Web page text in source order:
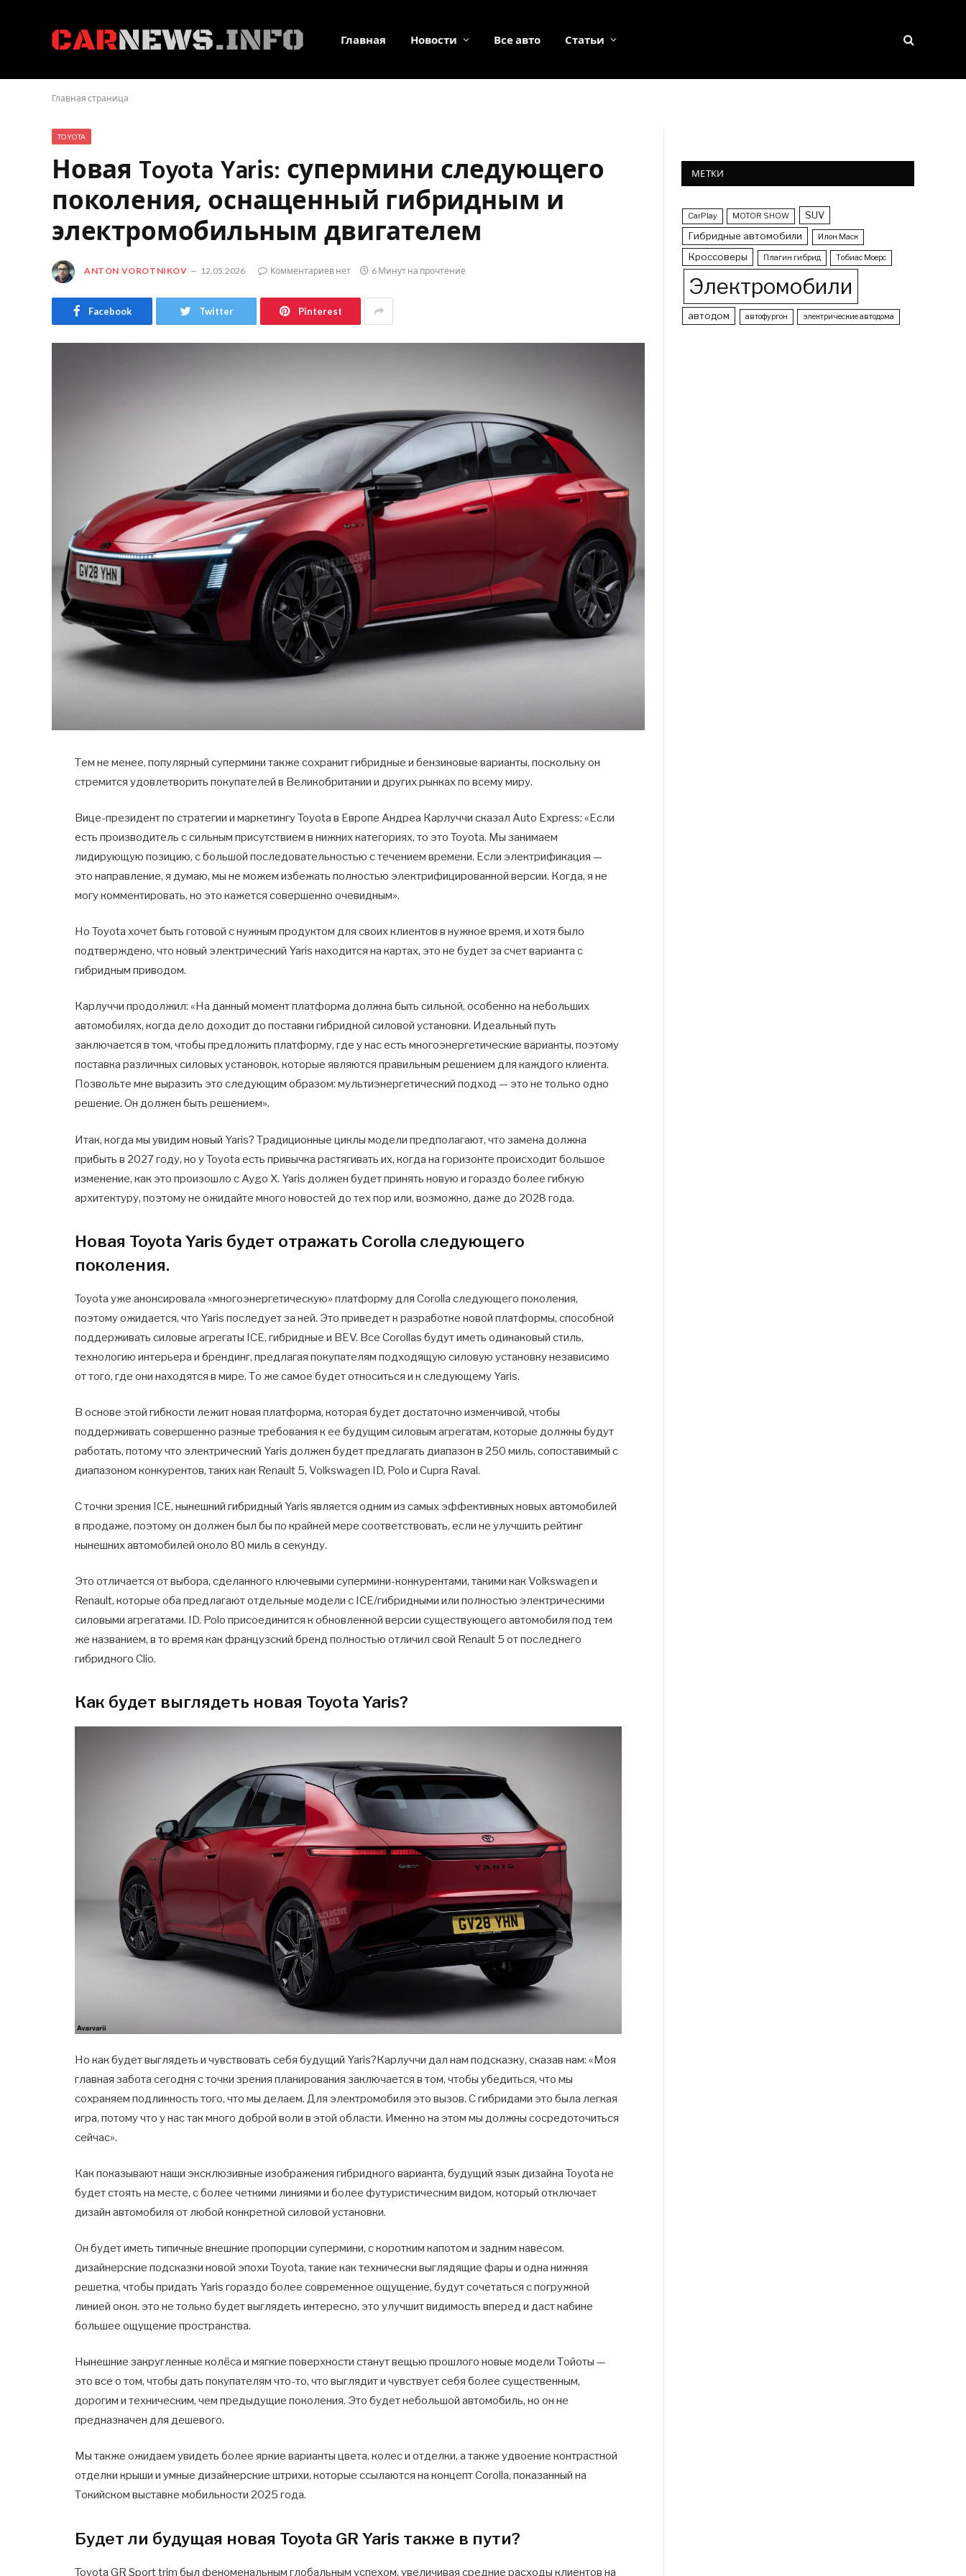
Главная Новости Все авто Статьи
Главная страница
TOYOTA
Новая Toyota Yaris: супермини следующего
поколения, оснащенный гибридным и
электромобильным двигателем
ANTON VOROTNIKOV 12.05.2026 Комментариев нет 6 Минут на прочтение
Facebook Twitter Pinterest
Тем не менее, популярный супермини также сохранит гибридные и бензиновые варианты, поскольку он
стремится удовлетворить покупателей в Великобритании и других рынках по всему миру.
Вице-президент по стратегии и маркетингу Toyota в Европе Андреа Карлуччи сказал Auto Express: «Если
есть производитель с сильным присутствием в нижних категориях, то это Toyota. Мы занимаем
лидирующую позицию, с большой последовательностью с течением времени. Если электрификация —
это направление, я думаю, мы не можем избежать полностью электрифицированной версии. Когда, я не
могу комментировать, но это кажется совершенно очевидным».
Но Toyota хочет быть готовой с нужным продуктом для своих клиентов в нужное время, и хотя было
подтверждено, что новый электрический Yaris находится на картах, это не будет за счет варианта с
гибридным приводом.
Карлуччи продолжил: «На данный момент платформа должна быть сильной, особенно на небольших
автомобилях, когда дело доходит до поставки гибридной силовой установки. Идеальный путь
заключается в том, чтобы предложить платформу, где у нас есть многоэнергетические варианты, поэтому
поставка различных силовых установок, которые являются правильным решением для каждого клиента.
Позвольте мне выразить это следующим образом: мультиэнергетический подход — это не только одно
решение. Он должен быть решением».
Итак, когда мы увидим новый Yaris? Традиционные циклы модели предполагают, что замена должна
прибыть в 2027 году, но у Toyota есть привычка растягивать их, когда на горизонте происходит большое
изменение, как это произошло с Aygo X. Yaris должен будет принять новую и гораздо более гибкую
архитектуру, поэтому не ожидайте много новостей до тех пор или, возможно, даже до 2028 года.
Новая Toyota Yaris будет отражать Corolla следующего
поколения.
Toyota уже анонсировала «многоэнергетическую» платформу для Corolla следующего поколения,
поэтому ожидается, что Yaris последует за ней. Это приведет к разработке новой платформы, способной
поддерживать силовые агрегаты ICE, гибридные и BEV. Все Corollas будут иметь одинаковый стиль,
технологию интерьера и брендинг, предлагая покупателям подходящую силовую установку независимо
от того, где они находятся в мире. То же самое будет относиться и к следующему Yaris.
В основе этой гибкости лежит новая платформа, которая будет достаточно изменчивой, чтобы
поддерживать совершенно разные требования к ее будущим силовым агрегатам, которые должны будут
работать, потому что электрический Yaris должен будет предлагать диапазон в 250 миль, сопоставимый с
диапазоном конкурентов, таких как Renault 5, Volkswagen ID, Polo и Cupra Raval.
С точки зрения ICE, нынешний гибридный Yaris является одним из самых эффективных новых автомобилей
в продаже, поэтому он должен был бы по крайней мере соответствовать, если не улучшить рейтинг
нынешних автомобилей около 80 миль в секунду.
Это отличается от выбора, сделанного ключевыми супермини-конкурентами, такими как Volkswagen и
Renault, которые оба предлагают отдельные модели с ICE/гибридными или полностью электрическими
силовыми агрегатами. ID. Polo присоединится к обновленной версии существующего автомобиля под тем
же названием, в то время как французский бренд полностью отличил свой Renault 5 от последнего
гибридного Clio.
Как будет выглядеть новая Toyota Yaris?
Но как будет выглядеть и чувствовать себя будущий Yaris?Карлуччи дал нам подсказку, сказав нам: «Моя
главная забота сегодня с точки зрения планирования заключается в том, чтобы убедиться, что мы
сохраняем подлинность того, что мы делаем. Для электромобиля это вызов. С гибридами это была легкая
игра, потому что у нас так много доброй воли в этой области. Именно на этом мы должны сосредоточиться
сейчас».
Как показывают наши эксклюзивные изображения гибридного варианта, будущий язык дизайна Toyota не
будет стоять на месте, с более четкими линиями и более футуристическим видом, который отключает
дизайн автомобиля от любой конкретной силовой установки.
Он будет иметь типичные внешние пропорции супермини, с коротким капотом и задним навесом.
дизайнерские подсказки новой эпохи Toyota, такие как технически выглядящие фары и одна нижняя
решетка, чтобы придать Yaris гораздо более современное ощущение, будут сочетаться с погружной
линией окон. это не только будет выглядеть интересно, это улучшит видимость вперед и даст кабине
большее ощущение пространства.
Нынешние закругленные колёса и мягкие поверхности станут вещью прошлого новые модели Тойоты —
это все о том, чтобы дать покупателям что-то, что выглядит и чувствует себя более существенным,
дорогим и техническим, чем предыдущие поколения. Это будет небольшой автомобиль, но он не
предназначен для дешевого.
Мы также ожидаем увидеть более яркие варианты цвета, колес и отделки, а также удвоение контрастной
отделки крыши и умные дизайнерские штрихи, которые ссылаются на концепт Corolla, показанный на
Токийском выставке мобильности 2025 года.
Будет ли будущая новая Toyota GR Yaris также в пути?
Toyota GR Sport trim был феноменальным глобальным успехом, увеличивая средние расходы клиентов на
МЕТКИ
CarPlay MOTOR SHOW
SUV
Гибридные автомобили
Илон Маск
Кроссоверы Плагин гибрид Тобиас Моерс
Электромобили
автодом автофургон электрические автодома